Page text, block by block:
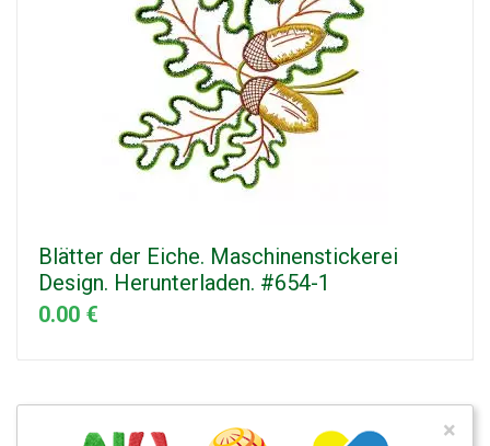
Blätter der Eiche. Maschinenstickerei
Design. Herunterladen. #654-1
0.00 €
×